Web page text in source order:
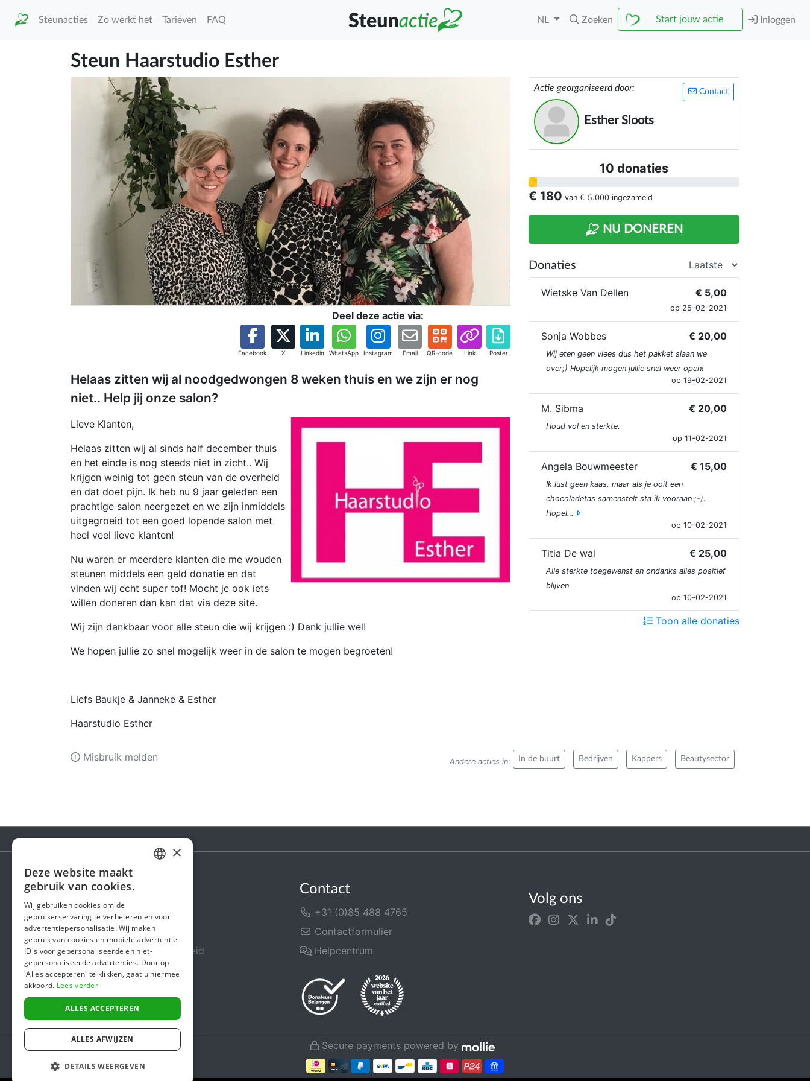
Steunacties Zo werkt het Tarieven FAQ NL Zoeken Start jouw actie Inloggen
Steun Haarstudio Esther
Deel deze actie via:
Facebook X Linkedin WhatsApp Instagram Email QR-code Link Poster
Helaas zitten wij al noodgedwongen 8 weken thuis en we zijn er nog
niet.. Help jij onze salon?
Lieve Klanten,
Helaas zitten wij al sinds half december thuis
en het einde is nog steeds niet in zicht.. Wij
krijgen weinig tot geen steun van de overheid
en dat doet pijn. Ik heb nu 9 jaar geleden een
prachtige salon neergezet en we zijn inmiddels
uitgegroeid tot een goed lopende salon met
heel veel lieve klanten!
Nu waren er meerdere klanten die me wouden
steunen middels een geld donatie en dat
vinden wij echt super tof! Mocht je ook iets
willen doneren dan kan dat via deze site.
Wij zijn dankbaar voor alle steun die wij krijgen :) Dank jullie wel!
We hopen jullie zo snel mogelijk weer in de salon te mogen begroeten!
Liefs Baukje & Janneke & Esther
Haarstudio Esther
Contact
Actie georganiseerd door:
Esther Sloots
10 donaties
€ 180 van € 5.000 ingezameld
NU DONEREN
Donaties
Wietske Van Dellen € 5,00
op 25-02-2021
Sonja Wobbes € 20,00
Wij eten geen vlees dus het pakket slaan we
over;) Hopelijk mogen jullie snel weer open!
op 19-02-2021
M. Sibma € 20,00
Houd vol en sterkte.
op 11-02-2021
Angela Bouwmeester € 15,00
Ik lust geen kaas, maar als je ooit een
chocoladetas samenstelt sta ik vooraan ;-).
Hopel…
op 10-02-2021
Titia De wal € 25,00
Alle sterkte toegewenst en ondanks alles positief
blijven
op 10-02-2021
Toon alle donaties
Andere acties in: In de buurt Bedrijven Kappers Beautysector
Misbruik melden
Steunactie
Over ons
In de media
Veiligheid & Betrouwbaarheid
Algemene voorwaarden
Privacybeleid
Cookiebeleid
Contact
+31 (0)85 488 4765
Contactformulier
Helpcentrum
Volg ons
Secure payments powered by
ENGLISH
×
Deze website maakt
gebruik van cookies.
Wij gebruiken cookies om de
gebruikerservaring te verbeteren en voor
advertentiepersonalisatie. Wij maken
gebruik van cookies en mobiele advertentie-
ID's voor gepersonaliseerde en niet-
gepersonaliseerde advertenties. Door op
'Alles accepteren' te klikken, gaat u hiermee
akkoord. Lees verder
ALLES ACCEPTEREN
ALLES AFWIJZEN
DETAILS WEERGEVEN